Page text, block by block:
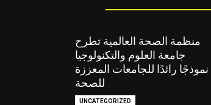
منظمة الصحة العالمية تطرح
جامعة العلوم والتكنولوجيا
نموذجًا رائدًا للجامعات المعززة
للصحة
UNCATEGORIZED